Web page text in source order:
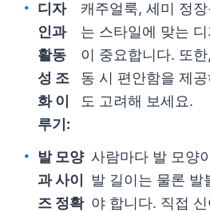
디자
인과
활동
성 조
화 이
루기:
캐주얼룩, 세미 정
는 스타일에 맞는
이 중요합니다. 또
동 시 편안함을 제
도 고려해 보세요.
발 모양
과 사이
즈 정확
사람마다 발 모양
발 길이는 물론 발
야 합니다. 직접